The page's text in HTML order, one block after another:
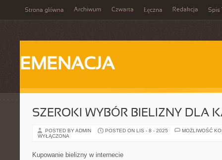
Strona główna Archiwum Czwarta Łęczna Redakcja Spis
EMENACJA
SZEROKI WYBÓR BIELIZNY DLA
POSTED BY ADMIN POSTED ON LIS - 8 - 2025
MOŻLIWOŚĆ
WYŁĄCZONA
Kupowanie bielizny w internecie